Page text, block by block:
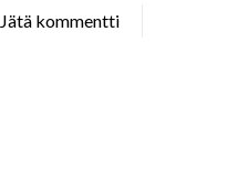
Jätä kommentti